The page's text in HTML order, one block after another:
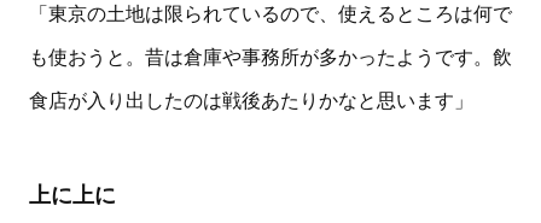
「東京の土地は限られているので、使えるところは何で
も使おうと。昔は倉庫や事務所が多かったようです。飲
食店が入り出したのは戦後あたりかなと思います」
上に上に